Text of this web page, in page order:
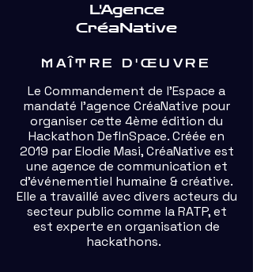
L'Agence
CréaNative
MAÎTRE D'ŒUVRE
Le Commandement de l’Espace a
mandaté l’agence CréaNative pour
organiser cette 4ème édition du
Hackathon DefInSpace. Créée en
2019 par Elodie Masi, CréaNative est
une agence de communication et
d’événementiel humaine & créative.
Elle a travaillé avec divers acteurs du
secteur public comme la RATP, et
est experte en organisation de
hackathons.